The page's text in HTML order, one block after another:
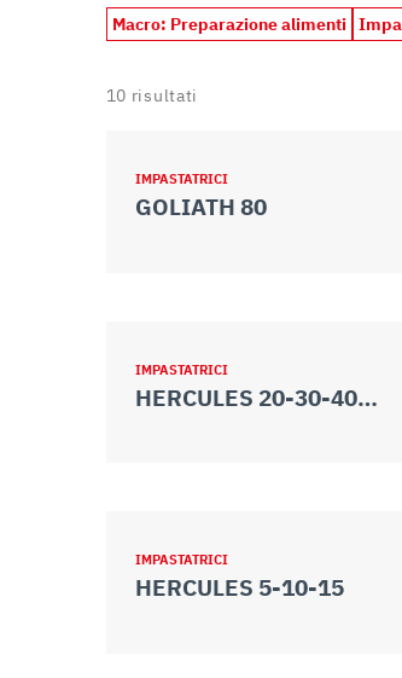
Macro: Preparazione alimenti
10 risultati
IMPASTATRICI
GOLIATH 80
IMPASTATRICI
HERCULES 20-30-40-50 VV
IMPASTATRICI
HERCULES 5-10-15